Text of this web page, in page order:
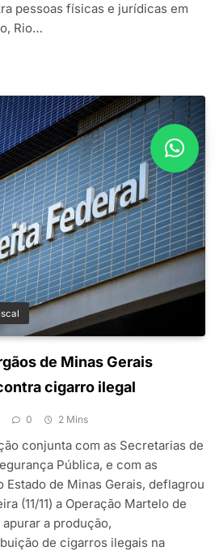
pessoas físicas e jurídicas em
Rio…
de Minas Gerais
cigarro ilegal
0 2 Mins
conjunta com as Secretarias de
Pública, e com as
de Minas Gerais, deflagrou
(11/11) a Operação Martelo de
a produção,
de cigarros ilegais na